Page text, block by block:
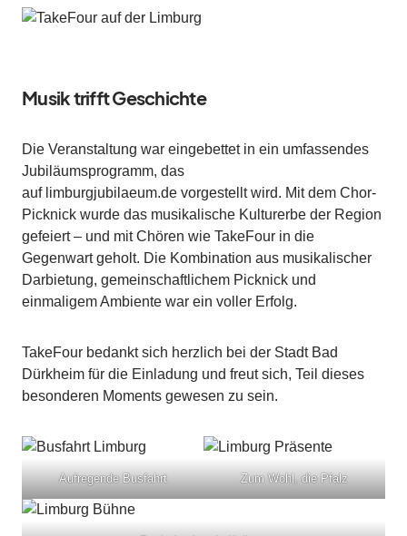
Musik trifft Geschichte
Die Veranstaltung war eingebettet in ein umfassendes
Jubiläumsprogramm, das
auf limburgjubilaeum.de vorgestellt wird. Mit dem Chor-
Picknick wurde das musikalische Kulturerbe der Region
gefeiert – und mit Chören wie TakeFour in die
Gegenwart geholt. Die Kombination aus musikalischer
Darbietung, gemeinschaftlichem Picknick und
einmaligem Ambiente war ein voller Erfolg.
TakeFour bedankt sich herzlich bei der Stadt Bad
Dürkheim für die Einladung und freut sich, Teil dieses
besonderen Moments gewesen zu sein.
Aufregende Busfahrt Zum Wohl, die Pfalz